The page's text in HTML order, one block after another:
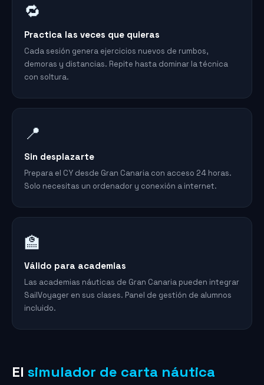
🔁
Practica las veces que quieras
Cada sesión genera ejercicios nuevos de rumbos,
demoras y distancias. Repite hasta dominar la técnica
con soltura.
📍
Sin desplazarte
Prepara el CY desde Gran Canaria con acceso 24 horas.
Solo necesitas un ordenador y conexión a internet.
🏫
Válido para academias
Las academias náuticas de Gran Canaria pueden integrar
SailVoyager en sus clases. Panel de gestión de alumnos
incluido.
El simulador de carta náutica